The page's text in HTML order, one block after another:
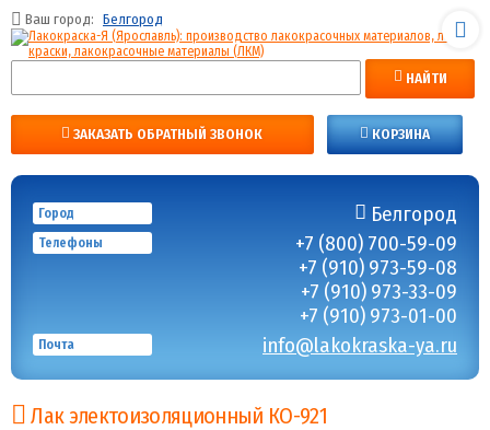
Ваш город: Белгород
НАЙТИ
ЗАКАЗАТЬ ОБРАТНЫЙ ЗВОНОК КОРЗИНА
Город Белгород
Телефоны
+7 (800) 700-59-09
+7 (910) 973-59-08
+7 (910) 973-33-09
+7 (910) 973-01-00
Почта info@lakokraska-ya.ru
Лак электоизоляционный КО-921